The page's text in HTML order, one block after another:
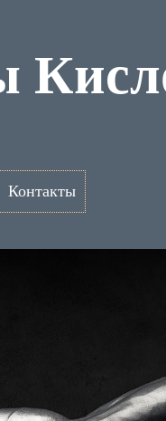
Контакты